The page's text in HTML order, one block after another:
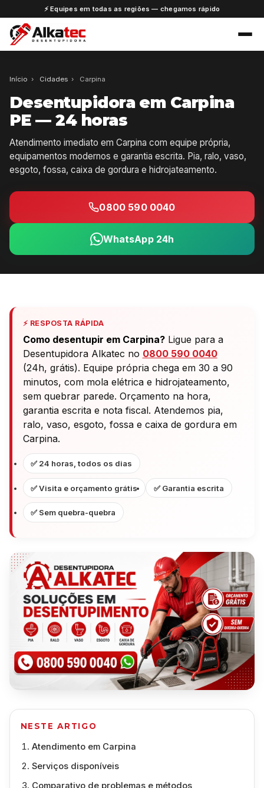
⚡ Equipes em todas as regiões — chegamos rápido
Início › Cidades › Carpina
Desentupidora em Carpina
PE — 24 horas
Atendimento imediato em Carpina com equipe própria,
equipamentos modernos e garantia escrita. Pia, ralo, vaso,
esgoto, fossa, caixa de gordura e hidrojateamento.
0800 590 0040
WhatsApp 24h
⚡ RESPOSTA RÁPIDA
Como desentupir em Carpina?Ligue para a
Desentupidora Alkatec no 0800 590 0040
(24h, grátis). Equipe própria chega em 30 a 90
minutos, com mola elétrica e hidrojateamento,
sem quebrar parede. Orçamento na hora,
garantia escrita e nota fiscal. Atendemos pia,
ralo, vaso, esgoto, fossa e caixa de gordura em
Carpina.
✅ 24 horas, todos os dias
✅ Visita e orçamento grátis ✅ Garantia escrita
✅ Sem quebra-quebra
NESTE ARTIGO
Atendimento em Carpina
Serviços disponíveis
Comparativo de problemas e métodos